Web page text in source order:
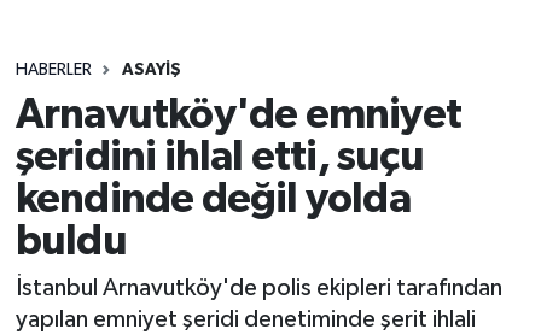
HABERLER ASAYİŞ
Arnavutköy'de emniyet
şeridini ihlal etti, suçu
kendinde değil yolda
buldu
İstanbul Arnavutköy'de polis ekipleri tarafından
yapılan emniyet şeridi denetiminde şerit ihlali
SPOR
YAŞAM
Son Dakika Haberleri
Haber Arşivi